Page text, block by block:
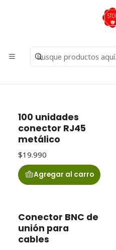
Insumos
100 unidades
conector RJ45
metálico
$19.990
Agregar al carro
Conector BNC de
unión para
cables